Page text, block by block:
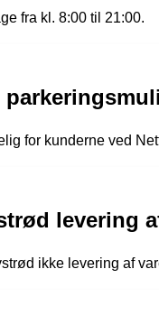
fra kl. 8:00 til 21:00.
for kunderne ved
levering
ikke levering af